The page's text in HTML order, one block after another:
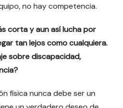
no hay competencia.
corta y aun así lucha por
tan lejos como cualquiera.
sobre discapacidad,
física nunca debe ser un